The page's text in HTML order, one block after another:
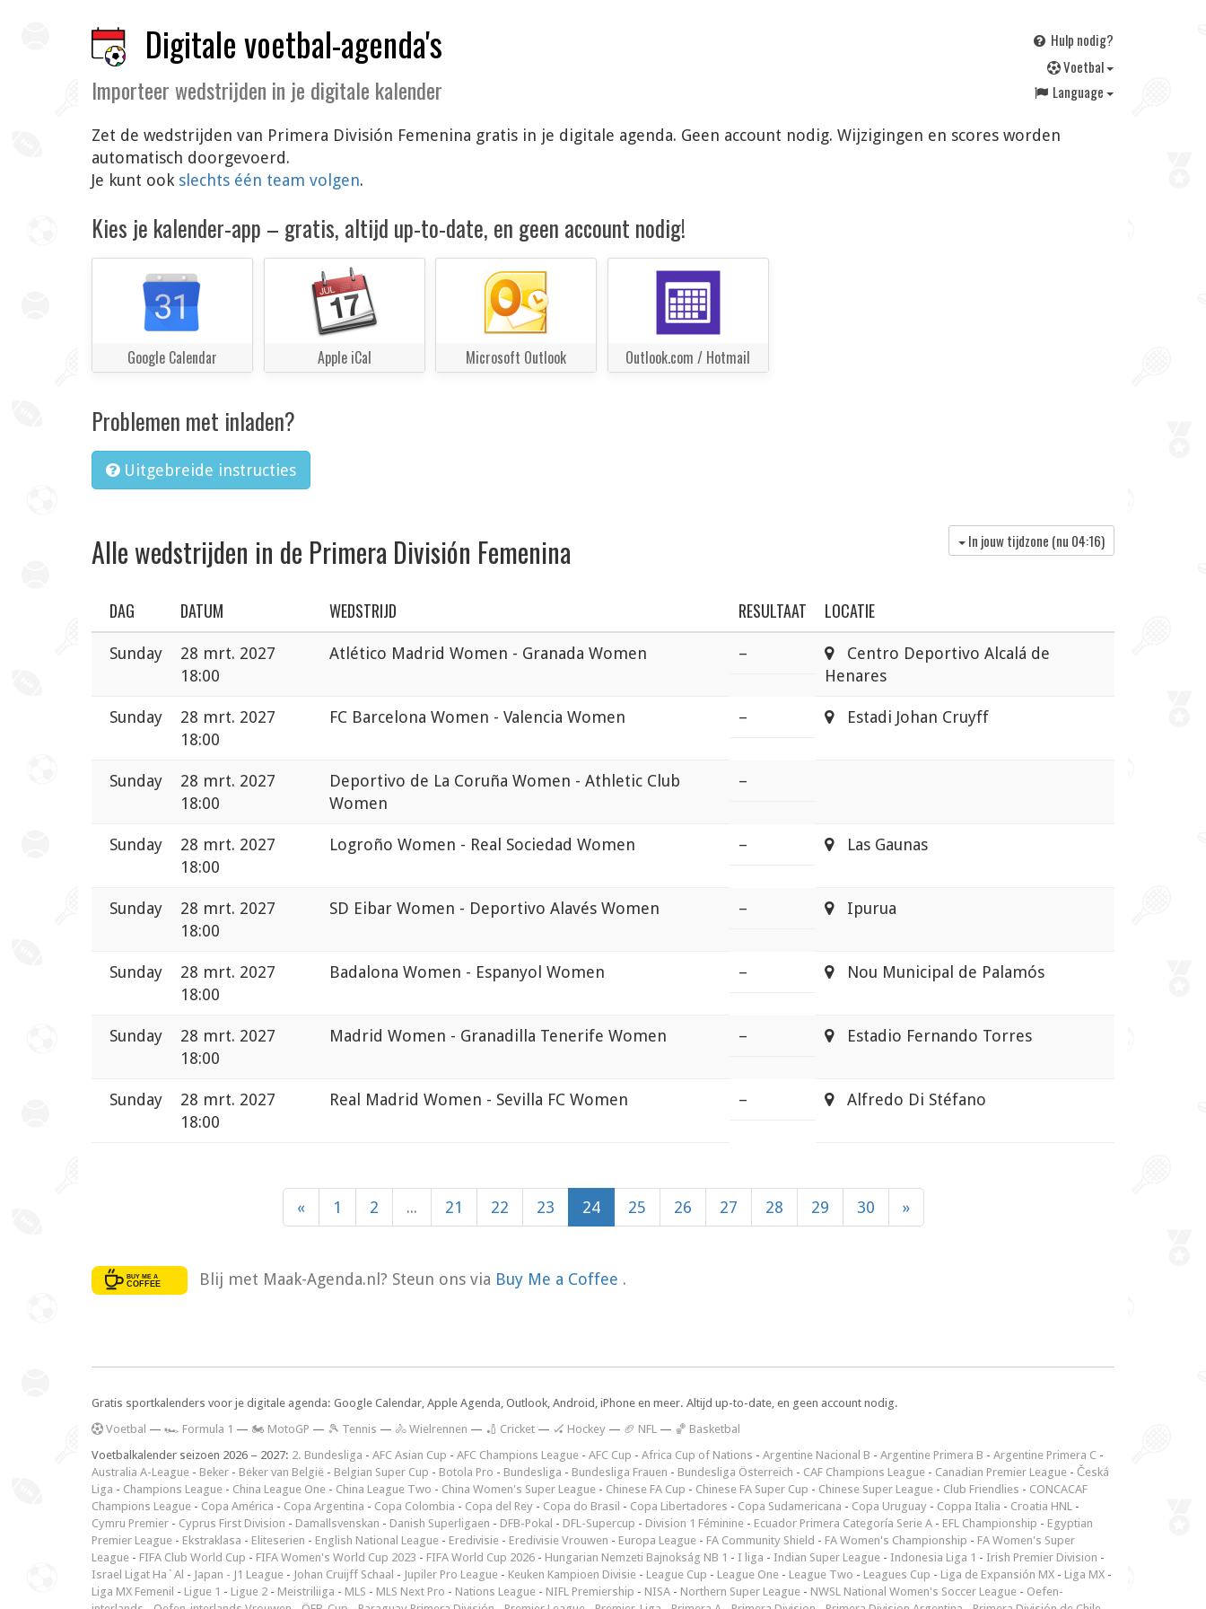
Digitale voetbal-agenda's
Importeer wedstrijden in je digitale kalender
Hulp nodig?
Voetbal
Language
Zet de wedstrijden van Primera División Femenina gratis in je digitale agenda. Geen account nodig. Wijzigingen en scores worden
automatisch doorgevoerd.
Je kunt ook slechts één team volgen.
Kies je kalender-app – gratis, altijd up-to-date, en geen account nodig!
Google Calendar Apple iCal Microsoft Outlook Outlook.com / Hotmail
Problemen met inladen?
Uitgebreide instructies
Alle wedstrijden in de Primera División Femenina In jouw tijdzone (nu 04:16)
DAG DATUM WEDSTRIJD RESULTAAT LOCATIE
Sunday
28 mrt. 2027
18:00
Atlético Madrid Women - Granada Women –
Centro Deportivo Alcalá de
Henares
Sunday
28 mrt. 2027
18:00
FC Barcelona Women - Valencia Women – Estadi Johan Cruyff
Sunday
28 mrt. 2027
18:00
Deportivo de La Coruña Women - Athletic Club
Women
–
Sunday
28 mrt. 2027
18:00
Logroño Women - Real Sociedad Women – Las Gaunas
Sunday
28 mrt. 2027
18:00
SD Eibar Women - Deportivo Alavés Women – Ipurua
Sunday
28 mrt. 2027
18:00
Badalona Women - Espanyol Women – Nou Municipal de Palamós
Sunday
28 mrt. 2027
18:00
Madrid Women - Granadilla Tenerife Women – Estadio Fernando Torres
Sunday
28 mrt. 2027
18:00
Real Madrid Women - Sevilla FC Women – Alfredo Di Stéfano
« 1 2 ... 21 22 23 24 25 26 27 28 29 30 »
Blij met Maak-Agenda.nl? Steun ons via Buy Me a Coffee .
Gratis sportkalenders voor je digitale agenda: Google Calendar, Apple Agenda, Outlook, Android, iPhone en meer. Altijd up-to-date, en geen account nodig.
Voetbal — 🏎️ Formula 1 — 🏍 MotoGP — 🎾 Tennis — 🚴 Wielrennen — 🏏 Cricket — 🏑 Hockey — 🏈 NFL — 🏀 Basketbal
Voetbalkalender seizoen 2026 – 2027: 2. Bundesliga - AFC Asian Cup - AFC Champions League - AFC Cup - Africa Cup of Nations - Argentine Nacional B - Argentine Primera B - Argentine Primera C -
Australia A-League - Beker - Beker van België - Belgian Super Cup - Botola Pro - Bundesliga - Bundesliga Frauen - Bundesliga Österreich - CAF Champions League - Canadian Premier League - Česká
Liga - Champions League - China League One - China League Two - China Women's Super League - Chinese FA Cup - Chinese FA Super Cup - Chinese Super League - Club Friendlies - CONCACAF
Champions League - Copa América - Copa Argentina - Copa Colombia - Copa del Rey - Copa do Brasil - Copa Libertadores - Copa Sudamericana - Copa Uruguay - Coppa Italia - Croatia HNL -
Cymru Premier - Cyprus First Division - Damallsvenskan - Danish Superligaen - DFB-Pokal - DFL-Supercup - Division 1 Féminine - Ecuador Primera Categoría Serie A - EFL Championship - Egyptian
Premier League - Ekstraklasa - Eliteserien - English National League - Eredivisie - Eredivisie Vrouwen - Europa League - FA Community Shield - FA Women's Championship - FA Women's Super
League - FIFA Club World Cup - FIFA Women's World Cup 2023 - FIFA World Cup 2026 - Hungarian Nemzeti Bajnokság NB 1 - I liga - Indian Super League - Indonesia Liga 1 - Irish Premier Division -
Israel Ligat Ha`Al - Japan - J1 League - Johan Cruijff Schaal - Jupiler Pro League - Keuken Kampioen Divisie - League Cup - League One - League Two - Leagues Cup - Liga de Expansión MX - Liga MX -
Liga MX Femenil - Ligue 1 - Ligue 2 - Meistriliiga - MLS - MLS Next Pro - Nations League - NIFL Premiership - NISA - Northern Super League - NWSL National Women's Soccer League - Oefen-